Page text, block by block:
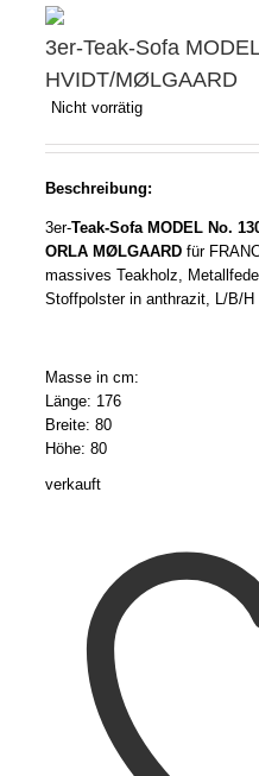
3er-Teak-Sofa
HVIDT/MØLGAARD
Nicht vorrätig
Beschreibung:
3er-Teak-Sofa MODEL No.
ORLA MØLGAARD für
massives Teakholz,
Stoffpolster in anthrazit, L/B/H
Masse in cm:
Länge: 176
Breite: 80
Höhe: 80
verkauft